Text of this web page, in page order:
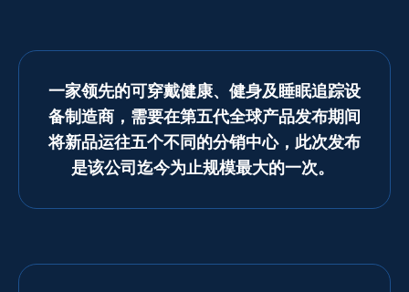
一家领先的可穿戴健康、健身及睡眠追踪设
备制造商，需要在第五代全球产品发布期间
将新品运往五个不同的分销中心，此次发布
是该公司迄今为止规模最大的一次。
新闻
案例研究
资源库